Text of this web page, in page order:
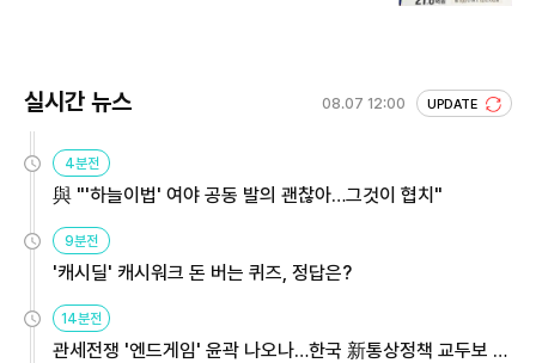
실시간 뉴스 08.07 12:00 UPDATE
4분전
與 "'하늘이법' 여야 공동 발의 괜찮아…그것이 협치"
9분전
'캐시딜' 캐시워크 돈 버는 퀴즈, 정답은?
14분전
관세전쟁 '엔드게임' 윤곽 나오나…한국 新통상정책 교두보 활